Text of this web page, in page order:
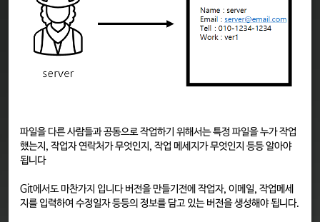
파일을 다른 사람들과 공동으로 작업하기 위해서는 특정 파일을 누가 작업
했는지, 작업자 연락처가 무엇인지, 작업 메세지가 무엇인지 등등 알아야
됩니다
Git에서도 마찬가지 입니다 버전을 만들기전에 작업자, 이메일, 작업메세
지를 입력하여 수정일자 등등의 정보를 담고 있는 버전을 생성해야 됩니다.